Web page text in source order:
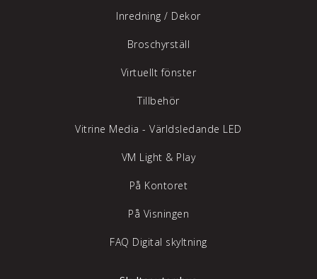
Inredning / Dekor
Broschyrställ
Virtuellt fönster
Tillbehör
Vitrine Media - Världsledande LED
VM Light & Play
På Kontoret
På Visningen
FAQ Digital skyltning